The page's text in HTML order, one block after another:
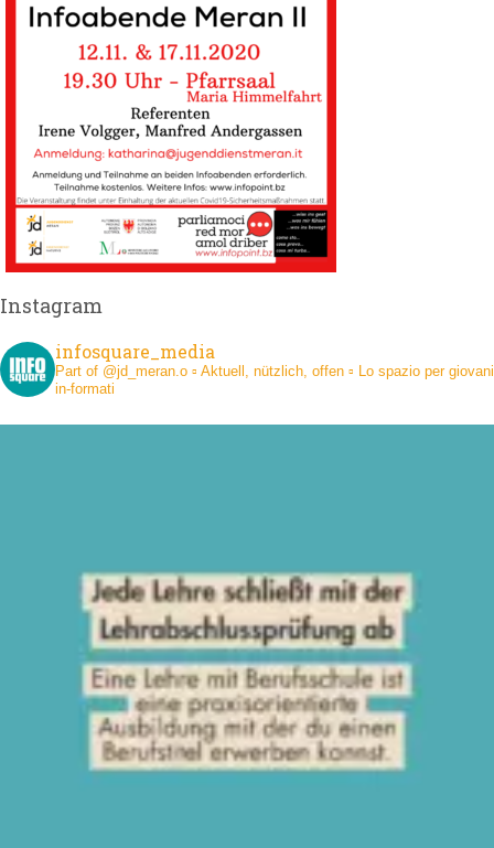
Instagram
infosquare_media
Part of @jd_meran.o ▫️ Aktuell, nützlich, offen ▫️ Lo spazio per giovani
in-formati